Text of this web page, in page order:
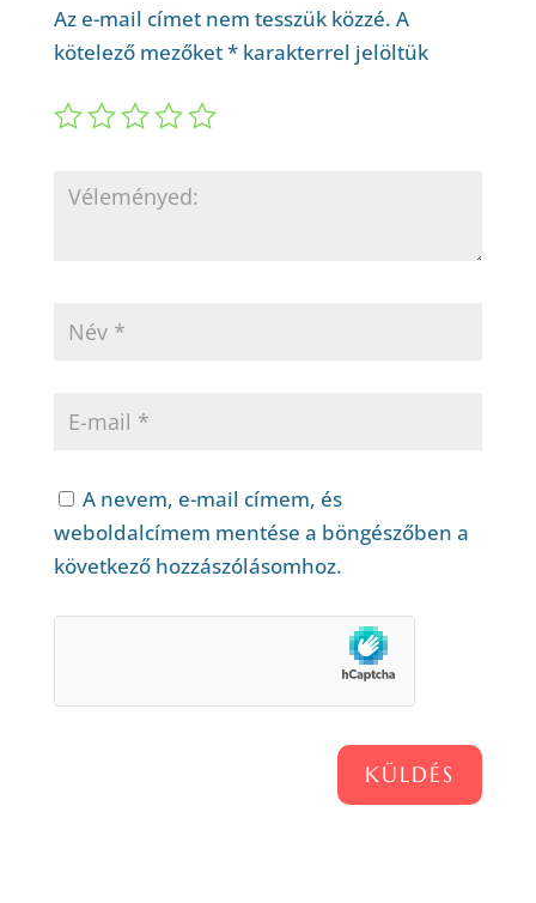
Az e-mail címet nem tesszük közzé. A
kötelező mezőket*karakterrel jelöltük
A nevem, e-mail címem, és
weboldalcímem mentése a böngészőben a
következő hozzászólásomhoz.
KÜLDÉS